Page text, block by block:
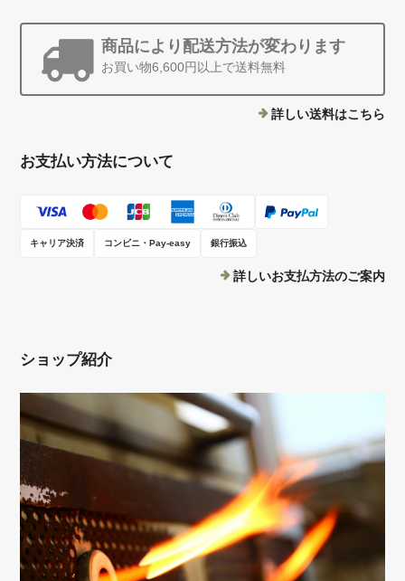
商品により配送方法が変わります
お買い物6,600円以上で送料無料
詳しい送料はこちら
お支払い方法について
キャリア決済 コンビニ・Pay-easy 銀行振込
詳しいお支払方法のご案内
ショップ紹介